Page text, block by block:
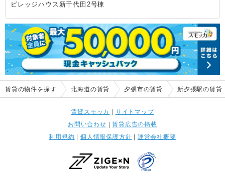
ビレッジハウス新千代田2号棟
賃貸の物件を探す 北海道の賃貸 夕張市の賃貸 新夕張駅の賃貸
賃貸スモッカ | サイトマップ
お問い合わせ |賃貸広告の掲載
利用規約 | 個人情報保護方針 | 運営会社概要